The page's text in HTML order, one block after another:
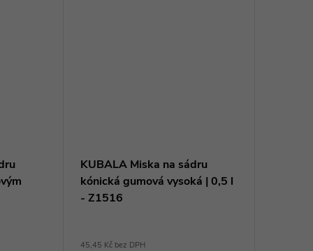
KUBALA Miska na sádru
kónická gumová vysoká | 0,5 l
- Z1516
45,45 Kč bez DPH